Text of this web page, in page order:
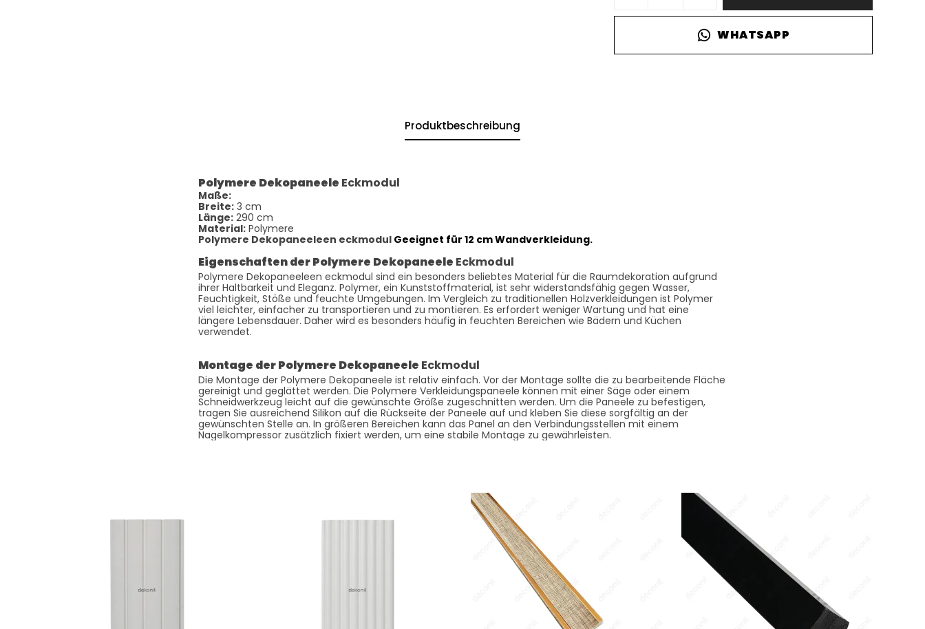
WHATSAPP
Produktbeschreibung
Polymere Dekopaneele Eckmodul
Maße:
Breite: 3 cm
Länge: 290 cm
Material: Polymere
Polymere Dekopaneeleen eckmodul Geeignet für 12 cm Wandverkleidung.
Eigenschaften der Polymere Dekopaneele Eckmodul
Polymere Dekopaneeleen eckmodul sind ein besonders beliebtes Material für die Raumdekoration aufgrund
ihrer Haltbarkeit und Eleganz. Polymer, ein Kunststoffmaterial, ist sehr widerstandsfähig gegen Wasser,
Feuchtigkeit, Stöße und feuchte Umgebungen. Im Vergleich zu traditionellen Holzverkleidungen ist Polymer
viel leichter, einfacher zu transportieren und zu montieren. Es erfordert weniger Wartung und hat eine
längere Lebensdauer. Daher wird es besonders häufig in feuchten Bereichen wie Bädern und Küchen
verwendet.
Montage der Polymere Dekopaneele Eckmodul
Die Montage der Polymere Dekopaneele ist relativ einfach. Vor der Montage sollte die zu bearbeitende Fläche
gereinigt und geglättet werden. Die Polymere Verkleidungspaneele können mit einer Säge oder einem
Schneidwerkzeug leicht auf die gewünschte Größe zugeschnitten werden. Um die Paneele zu befestigen,
tragen Sie ausreichend Silikon auf die Rückseite der Paneele auf und kleben Sie diese sorgfältig an der
gewünschten Stelle an. In größeren Bereichen kann das Panel an den Verbindungsstellen mit einem
Nagelkompressor zusätzlich fixiert werden, um eine stabile Montage zu gewährleisten.